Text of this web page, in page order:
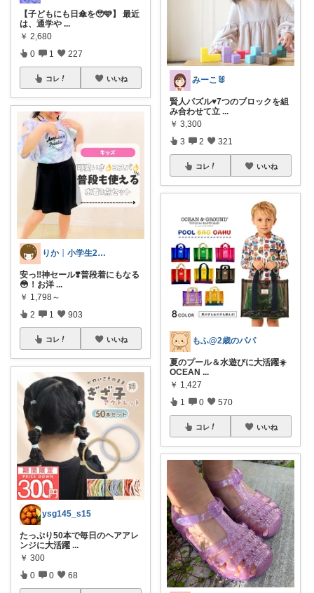
【子どもにも日傘を🥹🩵】 最近
は、通学や ...
￥ 2,680
0 1 227
コレ いいね
りか┊小学生2人4人家族2LDK暮らし
安っ‼️神セール❣️普段着にもなる
😳！お洋 ...
￥ 1,798～
2 1 903
コレ いいね
ysg145_s15
たっぷり50本で毎日のヘアアレ
ンジに大活躍 ...
￥ 300
0 0 68
みーこ🐰
賢人パズル♥7つのブロックを組
み合わせて立 ...
￥ 3,300
3 2 321
コレ いいね
もふ@2歳のパパ
夏のプール＆水遊びに大活躍☀️
OCEAN ...
￥ 1,427
1 0 570
コレ いいね